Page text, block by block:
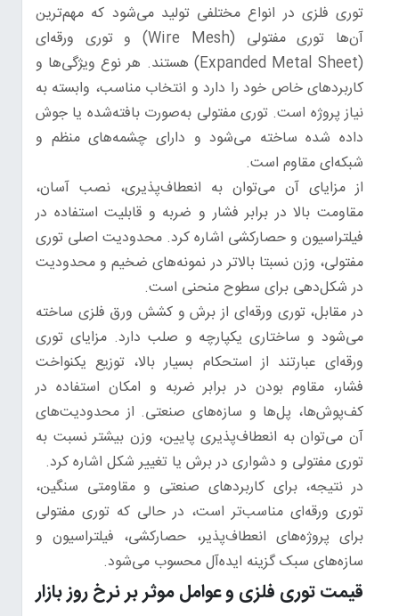
توری فلزی در انواع مختلفی تولید می‌شود که مهم‌ترین
آن‌ها توری مفتولی (Wire Mesh) و توری ورقه‌ای
(Expanded Metal Sheet) هستند. هر نوع ویژگی‌ها و
کاربردهای خاص خود را دارد و انتخاب مناسب، وابسته به
نیاز پروژه است. توری مفتولی به‌صورت بافته‌شده یا جوش
داده شده ساخته می‌شود و دارای چشمه‌های منظم و
شبکه‌ای مقاوم است.
از مزایای آن می‌توان به انعطاف‌پذیری، نصب آسان،
مقاومت بالا در برابر فشار و ضربه و قابلیت استفاده در
فیلتراسیون و حصارکشی اشاره کرد. محدودیت اصلی توری
مفتولی، وزن نسبتا بالاتر در نمونه‌های ضخیم و محدودیت
در شکل‌دهی برای سطوح منحنی است.
در مقابل، توری ورقه‌ای از برش و کشش ورق فلزی ساخته
می‌شود و ساختاری یکپارچه و صلب دارد. مزایای توری
ورقه‌ای عبارتند از استحکام بسیار بالا، توزیع یکنواخت
فشار، مقاوم بودن در برابر ضربه و امکان استفاده در
کف‌پوش‌ها، پل‌ها و سازه‌های صنعتی. از محدودیت‌های
آن می‌توان به انعطاف‌پذیری پایین، وزن بیشتر نسبت به
توری مفتولی و دشواری در برش یا تغییر شکل اشاره کرد.
در نتیجه، برای کاربردهای صنعتی و مقاومتی سنگین،
توری ورقه‌ای مناسب‌تر است، در حالی که توری مفتولی
برای پروژه‌های انعطاف‌پذیر، حصارکشی، فیلتراسیون و
سازه‌های سبک گزینه ایده‌آل محسوب می‌شود.
قیمت توری فلزی و عوامل موثر بر نرخ روز بازار